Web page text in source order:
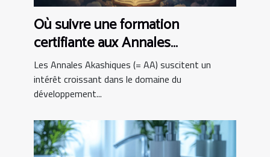
Où suivre une formation
certifiante aux Annales
Akashiques ?
Les Annales Akashiques (= AA) suscitent un
intérêt croissant dans le domaine du
développement...